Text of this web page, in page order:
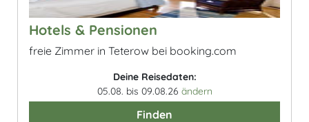
Hotels & Pensionen
freie Zimmer in Teterow bei booking.com
Deine Reisedaten:
05.08. bis 09.08.26 ändern
Finden